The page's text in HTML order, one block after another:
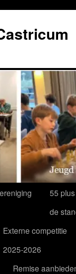
55
de
Externe competitie
2025-2026
Remise